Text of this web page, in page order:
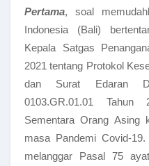
Pertama, soal
Indonesia (Bali)
Kepala Satgas
2021 tentang Protokol
dan Surat Edaran
0103.GR.01.01 Tahun
Sementara Orang Asing
masa Pandemi Covid-
melanggar Pasal 75